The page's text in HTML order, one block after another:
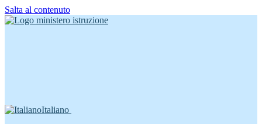
Salta al contenuto
Italiano